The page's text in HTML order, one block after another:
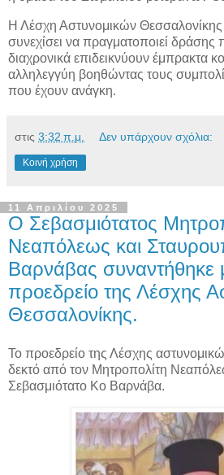
Η Λέσχη Αστυνομικών
συνεχίσει να πραγματοποιεί δράσης
διαχρονικά επιδεικνύουν έμπρακτα
αλληλεγγύη βοηθώντας τους
που έχουν ανάγκη.
στις 3:32 π.μ. Δεν υπάρχουν σχόλια:
Κοινή χρήση
11 Απριλίου 2025
Ο Σεβασμιότατος
Νεαπόλεως και
Βαρνάβας συναντήθηκε
προεδρείο της Λέσχης
Θεσσαλονίκης.
Το προεδρείο της Λέσχης
δεκτό από τον Μητροπολίτη
Σεβασμιότατο Κο Βαρνάβα.